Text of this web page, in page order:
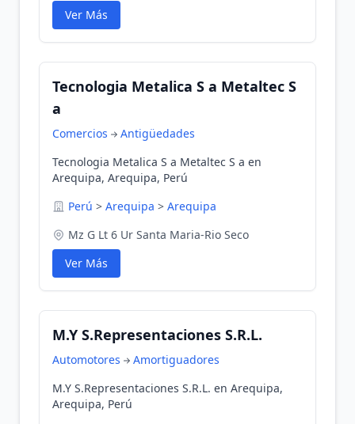
Ver Más
Tecnologia Metalica S a Metaltec S
a
Comercios
Antigüedades
Tecnologia Metalica S a Metaltec S a en
Arequipa, Arequipa, Perú
Perú > Arequipa > Arequipa
Mz G Lt 6 Ur Santa Maria-Rio Seco
Ver Más
M.Y S.Representaciones S.R.L.
Automotores
Amortiguadores
M.Y S.Representaciones S.R.L. en Arequipa,
Arequipa, Perú